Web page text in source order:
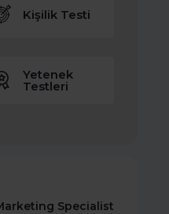
Kişilik Testi
Yetenek
Testleri
Specialist